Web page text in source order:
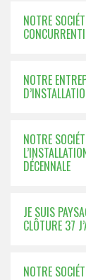
NOTRE
NOTRE
NOTRE
DÉCENNALE
JE SUIS
CLÔTURE 37
NOTRE